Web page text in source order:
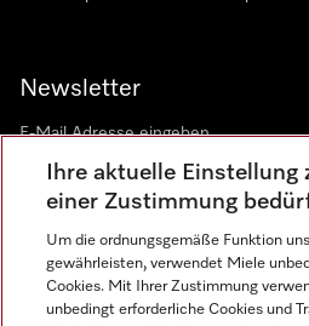
Newsletter
Sprache
Ihre aktuelle Einstellung
einer Zustimmung
Um die ordnungsgemäße Funktion
gewährleisten, verwendet Miele
Cookies. Mit Ihrer Zustimmung
unbedingt erforderliche Cookies und